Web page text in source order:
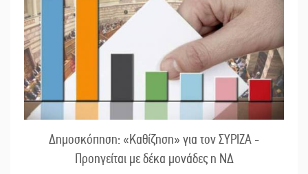
Δημοσκόπηση: «Καθίζηση» για τον ΣΥΡΙΖΑ -
Προηγείται με δέκα μονάδες η ΝΔ